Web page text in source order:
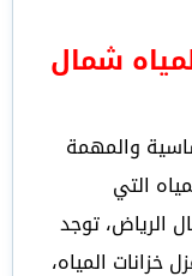
شمال
والمهمة
التي
الرياض، توجد
خزانات المياه،